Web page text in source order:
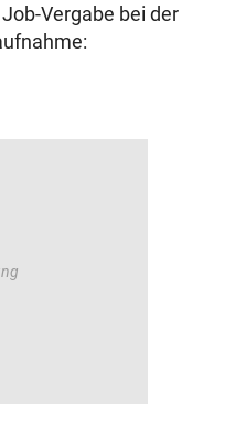
Vergabe bei der